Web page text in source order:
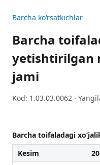
Barcha koʻrsatkichlar
Barcha
yetishtirilgan
jami
Kod: 1.03.03.0062 ·
Barcha toifaladagi
Kesim